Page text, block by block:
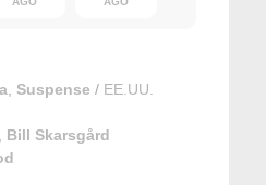
Suspense / EE.UU.
Bill Skarsgård